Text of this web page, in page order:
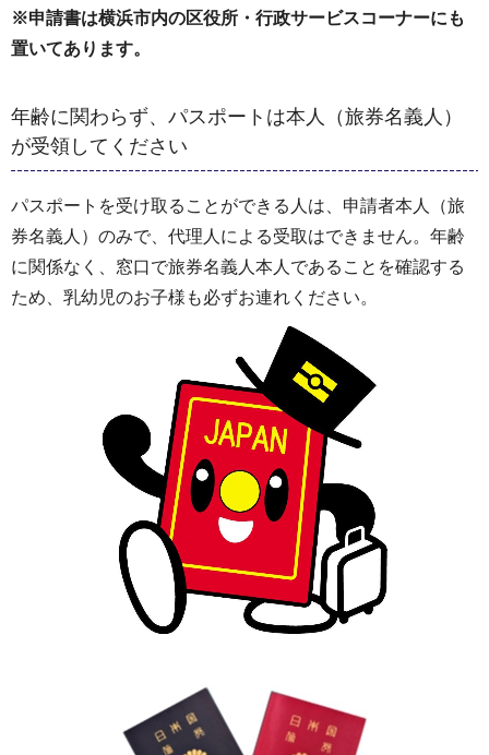
※申請書は横浜市内の区役所・行政サービスコーナーにも
置いてあります。
年齢に関わらず、パスポートは本人（旅券名義人）
が受領してください
パスポートを受け取ることができる人は、申請者本人（旅
券名義人）のみで、代理人による受取はできません。年齢
に関係なく、窓口で旅券名義人本人であることを確認する
ため、乳幼児のお子様も必ずお連れください。